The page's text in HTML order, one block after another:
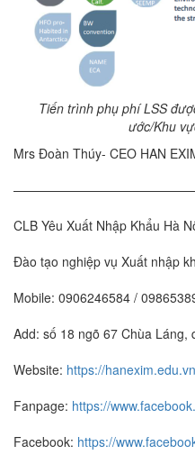
Tiến trình phụ phí LSS
ước/Khu
Mrs Đoàn Thúy- CEO HAN
CLB Yêu Xuất Nhập Khẩu Hà
Đào tạo nghiệp vụ Xuất nhập
Mobile: 0906246584 /
Add: số 18 ngõ 67 Chùa
Website: https://hanexim.edu.vn
Fanpage: https://
Facebook: https://